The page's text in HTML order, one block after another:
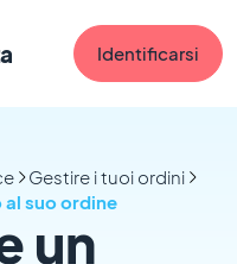
Identificarsi
Gestire i tuoi ordini
suo ordine
un